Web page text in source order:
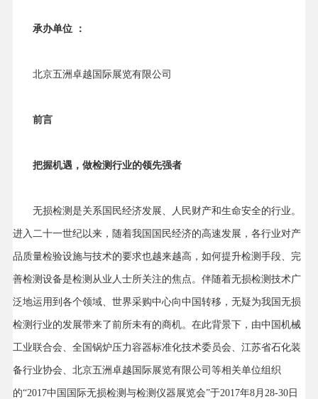
承办单位 ：
北京五洲卓越国际展览有限公司
前言
把握机遇，做检测行业的领先强者
无损检测是关系国民经济发展、人民财产和生命安全的行业。
进入二十一世纪以来，随着我国国民经济的高速发展，各行业对产
品质量检验设施与技术的要求也越来越高，如何提升检测手段、完
善检测设备是检测从业人士所关注的焦点。伴随着无损检测技术广
泛地运用到各个领域、世界采购中心向中国转移，无疑为我国无损
检测行业的发展带来了前所未有的商机。在此背景下，由中国机械
工业联合会、全国锅炉压力容器标准化技术委员会、江苏省石化装
备行业协会、北京五洲卓越国际展览有限公司等相关单位组织
的“2017中国国际无损检测与检测仪器展览会”于2017年8月28-30日